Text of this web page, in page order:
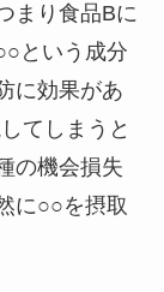
まり食品Bに
という成分
に効果があ
てしまうと
の機会損失
に○○を摂取